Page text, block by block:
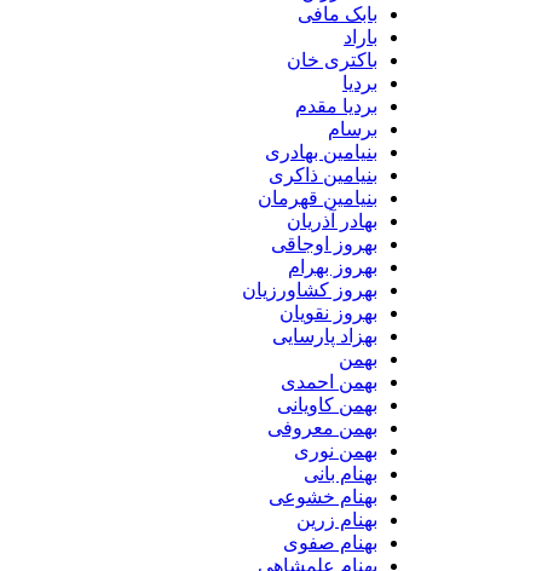
بابک مافی
باکتری خان
بردیا مقدم
بنیامین بهادری
بنیامین ذاکری
بنیامین قهرمان
بهادر آذریان
بهروز اوجاقی
بهروز بهرام
بهروز کشاورزیان
بهروز نقویان
بهزاد پارسایی
بهمن احمدی
بهمن کاویانی
بهمن معروفی
بهمن نوری
بهنام بانی
بهنام خشوعی
بهنام زرین
بهنام صفوی
بهنام علمشاهی